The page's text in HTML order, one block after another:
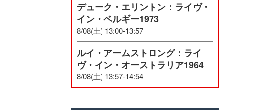
デューク・エリントン：ライヴ・
イン・ベルギー1973
8/08(土) 13:00-13:57
ルイ・アームストロング：ライ
ヴ・イン・オーストラリア1964
8/08(土) 13:57-14:54